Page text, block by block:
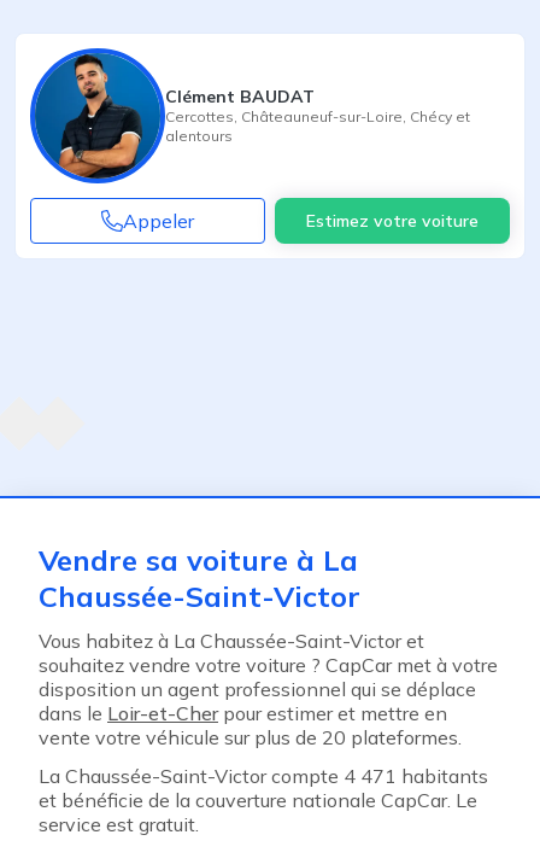
Clément BAUDAT
Cercottes Châteauneuf-sur-Loire Chécy et
alentours
Appeler Estimez votre voiture
Vendre sa voiture à La
Chaussée-Saint-Victor
Vous habitez à La Chaussée-Saint-Victor et
souhaitez vendre votre voiture ? CapCar met à votre
disposition un agent professionnel qui se déplace
dans le Loir-et-Cherpour estimer et mettre en
vente votre véhicule sur plus de 20 plateformes.
La Chaussée-Saint-Victor compte 4 471 habitants
et bénéficie de la couverture nationale CapCar. Le
service est gratuit.